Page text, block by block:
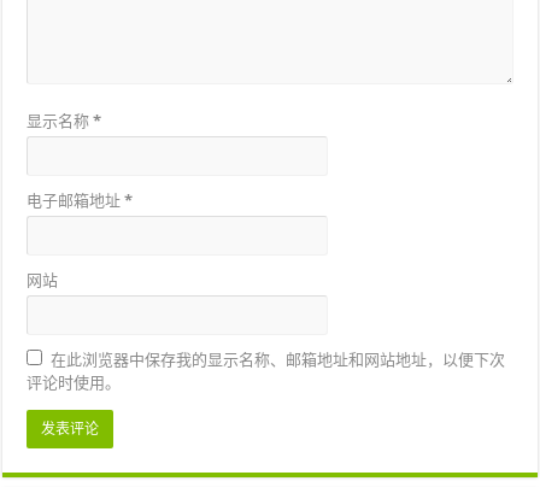
显示名称*
电子邮箱地址*
网站
在此浏览器中保存我的显示名称、邮箱地址和网站地址，以便下次
评论时使用。